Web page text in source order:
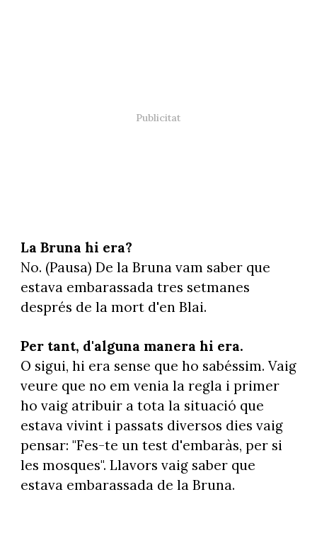
La Bruna hi era?
No. (Pausa) De la Bruna vam saber que
estava embarassada tres setmanes
després de la mort d'en Blai.
Per tant, d'alguna manera hi era.
O sigui, hi era sense que ho sabéssim. Vaig
veure que no em venia la regla i primer
ho vaig atribuir a tota la situació que
estava vivint i passats diversos dies vaig
pensar: "Fes-te un test d'embaràs, per si
les mosques". Llavors vaig saber que
estava embarassada de la Bruna.